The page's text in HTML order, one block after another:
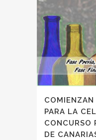
COMIENZAN
PARA LA
CONCURSO
DE